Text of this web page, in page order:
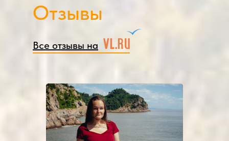
Отзывы
Все отзывы на